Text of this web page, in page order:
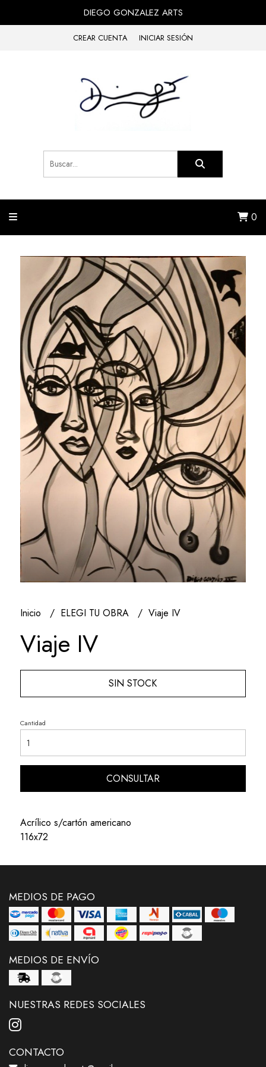
DIEGO GONZALEZ ARTS
CREAR CUENTA INICIAR SESIÓN
0
Inicio ELEGI TU OBRA Viaje IV
Viaje IV
SIN STOCK
Cantidad
CONSULTAR
Acrílico s/cartón americano
116x72
MEDIOS DE PAGO
MEDIOS DE ENVÍO
NUESTRAS REDES SOCIALES
CONTACTO